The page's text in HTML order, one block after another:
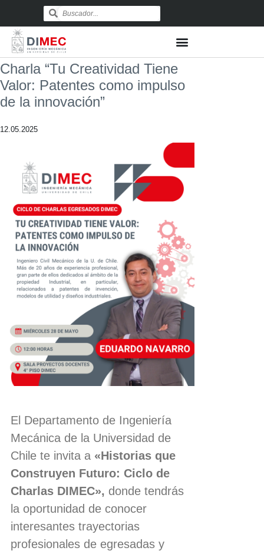
Charla “Tu Creatividad Tiene
Valor: Patentes como impulso
de la innovación”
12.05.2025
El Departamento de Ingeniería
Mecánica de la Universidad de
Chile te invita a «Historias que
Construyen Futuro: Ciclo de
Charlas DIMEC», donde tendrás
la oportunidad de conocer
interesantes trayectorias
profesionales de egresadas y